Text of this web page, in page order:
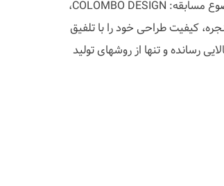
معاصر- هم فضای مسکونی و هم عمومی- باشد. 1- موضوع مسابقه: COLOMBO DESIGN،
کیفیت طراحی خود را با تلفیق
رسانده و تنها از روشهای تولید